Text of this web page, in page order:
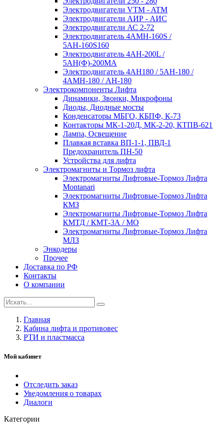
Электродвигатели VTM - ATM
Электродвигатели АИР - АИС
Электродвигатели АС 2-72
Электродвигатель 4АМН-160S /
5АН-160S160
Электродвигатель 4АН-200L /
5АН(Ф)-200МА
Электродвигатель 4АН180 / 5АН-180 /
4АМН-180 / АН-180
Электрокомпоненты Лифта
Динамики, Звонки, Микрофоны
Диоды, Диодные мосты
Конденсаторы МБГО, КБПФ, К-73
Контакторы МК-1-20Д, МК-2-20, КТПВ-621
Лампа, Освещение
Плавкая вставка ВП-1-1, ПВД-1
Предохранитель ПН-50
Устройства для лифта
Электромагниты и Тормоз лифта
Электромагниты Лифтовые-Тормоз Лифта
Montanari
Электромагниты Лифтовые-Тормоз Лифта
КМЗ
Электромагниты Лифтовые-Тормоз Лифта
КМТД / КМТ-3А / МО
Электромагниты Лифтовые-Тормоз Лифта
МЛЗ
Энкодеры
Прочее
Доставка по РФ
Контакты
О компании
Главная
Кабина лифта и противовес
РТИ и пластмасса
Мой кабинет
Отследить заказ
Уведомления о товарах
Диалоги
Категории